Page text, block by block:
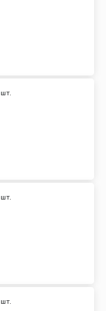
шт.
шт.
шт.